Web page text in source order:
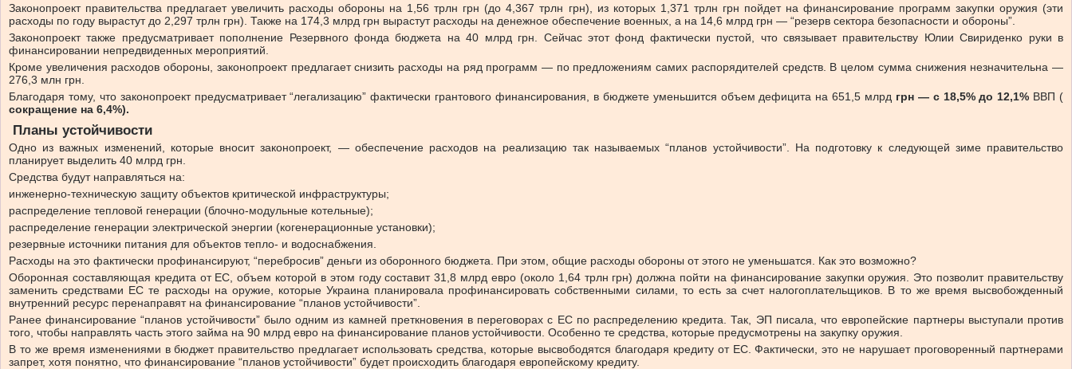
Законопроект правительства предлагает увеличить расходы обороны на 1,56 трлн грн (до 4,367 трлн грн), из которых 1,371 трлн грн пойдет на финансирование программ закупки оружия (эти
расходы по году вырастут до 2,297 трлн грн). Также на 174,3 млрд грн вырастут расходы на денежное обеспечение военных, а на 14,6 млрд грн — “резерв сектора безопасности и обороны”.
Законопроект также предусматривает пополнение Резервного фонда бюджета на 40 млрд грн. Сейчас этот фонд фактически пустой, что связывает правительству Юлии Свириденко руки в
финансировании непредвиденных мероприятий.
Кроме увеличения расходов обороны, законопроект предлагает снизить расходы на ряд программ — по предложениям самих распорядителей средств. В целом сумма снижения незначительна —
276,3 млн грн.
Благодаря тому, что законопроект предусматривает “легализацию” фактически грантового финансирования, в бюджете уменьшится объем дефицита на 651,5 млрд грн — с 18,5% до 12,1% ВВП (
сокращение на 6,4%).
Планы устойчивости
Одно из важных изменений, которые вносит законопроект, — обеспечение расходов на реализацию так называемых “планов устойчивости”. На подготовку к следующей зиме правительство
планирует выделить 40 млрд грн.
Средства будут направляться на:
инженерно-техническую защиту объектов критической инфраструктуры;
распределение тепловой генерации (блочно-модульные котельные);
распределение генерации электрической энергии (когенерационные установки);
резервные источники питания для объектов тепло- и водоснабжения.
Расходы на это фактически профинансируют, “перебросив” деньги из оборонного бюджета. При этом, общие расходы обороны от этого не уменьшатся. Как это возможно?
Оборонная составляющая кредита от ЕС, объем которой в этом году составит 31,8 млрд евро (около 1,64 трлн грн) должна пойти на финансирование закупки оружия. Это позволит правительству
заменить средствами ЕС те расходы на оружие, которые Украина планировала профинансировать собственными силами, то есть за счет налогоплательщиков. В то же время высвобожденный
внутренний ресурс перенаправят на финансирование “планов устойчивости”.
Ранее финансирование “планов устойчивости” было одним из камней преткновения в переговорах с ЕС по распределению кредита. Так, ЭП писала, что европейские партнеры выступали против
того, чтобы направлять часть этого займа на 90 млрд евро на финансирование планов устойчивости. Особенно те средства, которые предусмотрены на закупку оружия.
В то же время изменениями в бюджет правительство предлагает использовать средства, которые высвободятся благодаря кредиту от ЕС. Фактически, это не нарушает проговоренный партнерами
запрет, хотя понятно, что финансирование “планов устойчивости” будет происходить благодаря европейскому кредиту.